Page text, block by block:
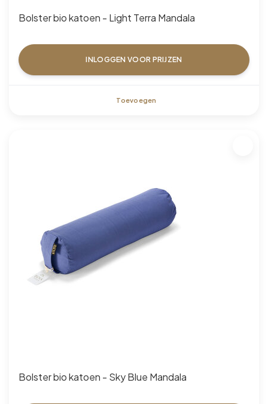
Bolster bio katoen - Light Terra Mandala
INLOGGEN VOOR PRIJZEN
Toevoegen
Bolster bio katoen - Sky Blue Mandala